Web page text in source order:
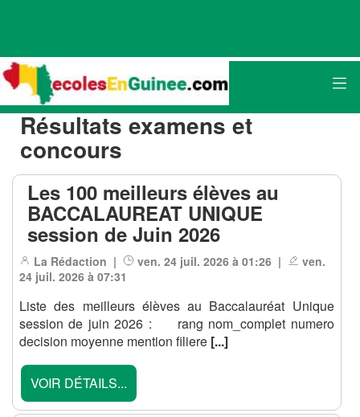
Résultats examens et
concours
Les 100 meilleurs élèves au
BACCALAUREAT UNIQUE
session de Juin 2026
La Rédaction | ven. 24 juil. 2026 à 01:26 |
ven.
24 juil. 2026 à 07:31
Liste des meilleurs élèves au Baccalauréat Unique
session de juin 2026 : rang nom_complet numero
decision moyenne mention filiere [...]
VOIR DÉTAILS...